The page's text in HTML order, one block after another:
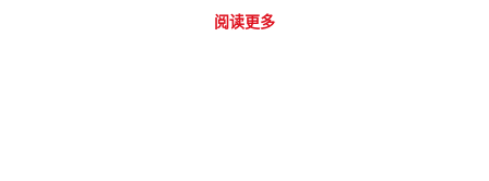
阅读更多